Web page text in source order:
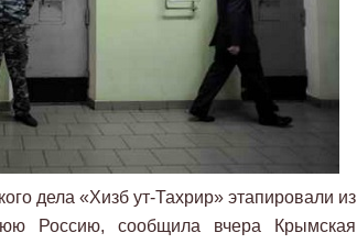
дела «Хизб ут-Тахрир» этапировали из
Россию, сообщила вчера Крымская